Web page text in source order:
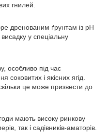
гнилей.
дренованим ґрунтам із pH
у спеціальну
особливо під час
і якісних ягід.
це може призвести до
мають високу ринкову
так і садівників-аматорів.